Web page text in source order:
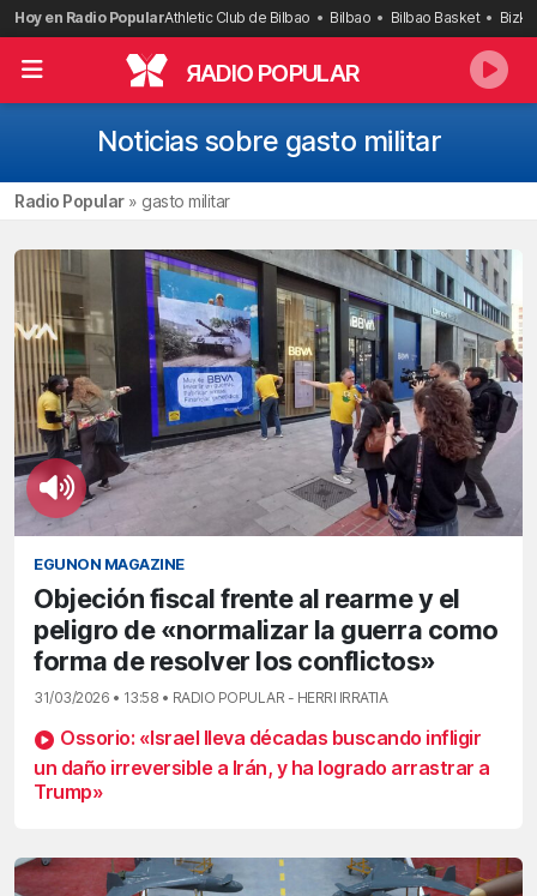
Saltar
al
contenido
Hoy en Radio PopularAthletic Club de Bilbao Bilbao Bilbao Basket
RADIO POPULAR
Noticias sobre gasto militar
Radio Popular» gasto militar
EGUNON MAGAZINE
Objeción fiscal frente al rearme y el
peligro de «normalizar la guerra como
forma de resolver los conflictos»
31/03/2026 • 13:58 • RADIO POPULAR - HERRI IRRATIA
Ossorio: «Israel lleva décadas buscando infligir
un daño irreversible a Irán, y ha logrado arrastrar a
Trump»